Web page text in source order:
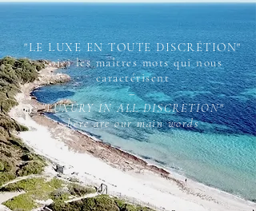
"LE LUXE EN TOUTE DISCRÉTION"
voici les maîtres mots qui nous
caractérisent
–
"LUXURY IN ALL DISCRETION"
here are our main words